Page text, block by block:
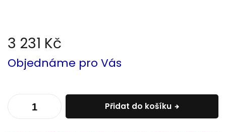
3 231 Kč
Měrná
cena:
Objednáme pro Vás
Přidat do košíku